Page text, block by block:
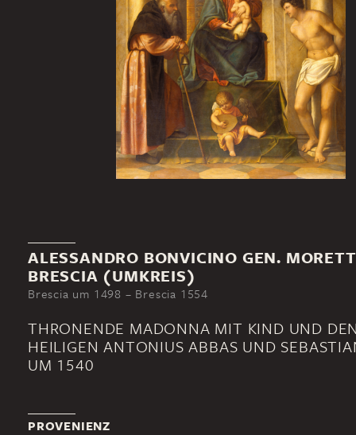
ALESSANDRO BONVICINO GEN.
BRESCIA (UMKREIS)
Brescia um 1498 – Brescia 1554
THRONENDE MADONNA MIT KIND UND
HEILIGEN ANTONIUS ABBAS UND
UM 1540
PROVENIENZ